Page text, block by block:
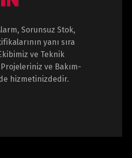
Sorunsuz Stok,
yanı sıra
ve Teknik
ve Bakım-
hizmetinizdedir.